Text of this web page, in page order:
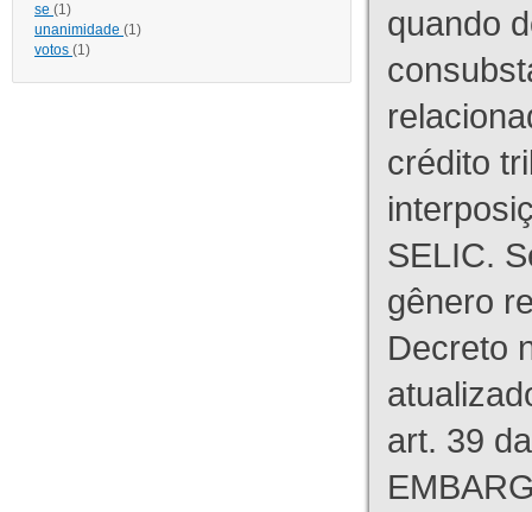
se (1)
unanimidade (1)
votos (1)
quando
crédito
SELIC.
gênero
Decreto
art. 39